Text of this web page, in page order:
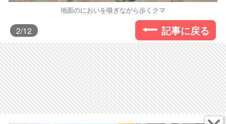
地面のにおいを嗅ぎながら歩くクマ
2/12 記事に戻る